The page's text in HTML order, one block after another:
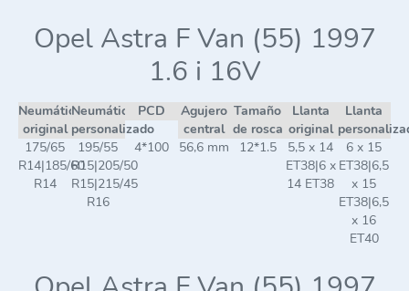
Opel Astra F Van (55) 1997
1.6 i 16V
Neumático
original
Neumático
personalizado
PCD
Agujero
central
Tamaño
de rosca
Llanta
original
Llanta
175/65
R14|185/60
R14
195/55
R15|205/50
R15|215/45
R16
4*100 56,6 mm 12*1.5
5,5 x 14
ET38|6 x
14 ET38
6 x 15
ET38|6,5
x 15
ET38|6,5
x 16
ET40